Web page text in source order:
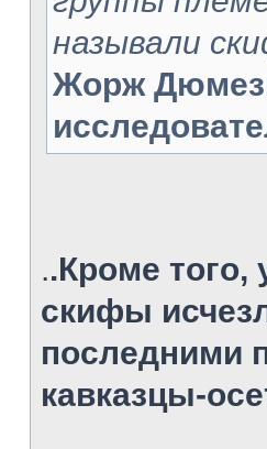
называли
Жорж
..Кроме того,
скифы
последними
кавказцы-